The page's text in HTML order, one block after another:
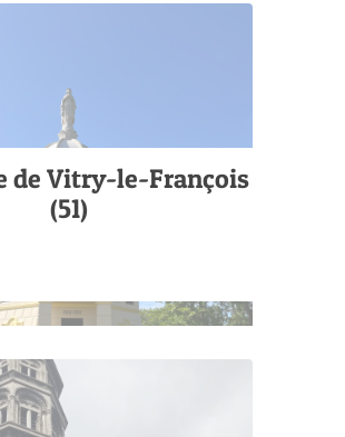
de Vitry-le-François
(51)